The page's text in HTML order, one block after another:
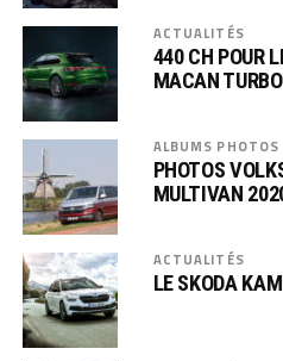
ACTUALITÉS
440 CH POUR
MACAN TURBO
ALBUMS PHOTOS
PHOTOS
MULTIVAN
ACTUALITÉS
LE SKODA